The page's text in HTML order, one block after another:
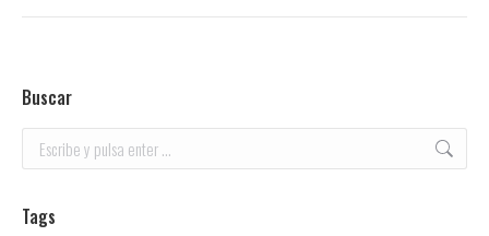
Buscar
Buscar:
Tags